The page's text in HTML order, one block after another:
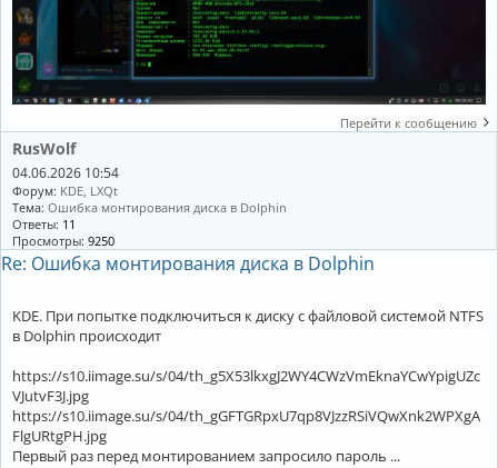
Перейти к сообщению
RusWolf
04.06.2026 10:54
Форум: KDE, LXQt
Тема: Ошибка монтирования диска в Dolphin
Ответы: 11
Просмотры: 9250
Re: Ошибка монтирования диска в Dolphin
KDE. При попытке подключиться к диску с файловой системой NTFS
в Dolphin происходит
https://s10.iimage.su/s/04/th_g5X53lkxgJ2WY4CWzVmEknaYCwYpigUZc
VJutvF3J.jpg
https://s10.iimage.su/s/04/th_gGFTGRpxU7qp8VJzzRSiVQwXnk2WPXgA
FlgURtgPH.jpg
Первый раз перед монтированием запросило пароль ...